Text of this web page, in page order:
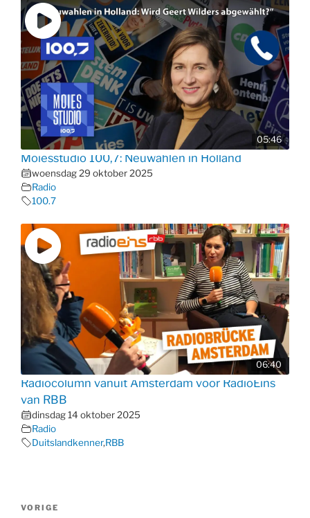
05:46
Moiesstudio 100,7: Neuwahlen in Holland
woensdag 29 oktober 2025
Radio
100.7
06:40
Radiocolumn vanuit Amsterdam voor RadioEins
van RBB
dinsdag 14 oktober 2025
Radio
Duitslandkenner,RBB
Vorig
VORIGE